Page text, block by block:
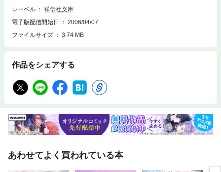
レーベル
祥伝社文庫
電子版配信開始日
2006/04/07
ファイルサイズ
3.74 MB
作品をシェアする
あわせてよく買われている本